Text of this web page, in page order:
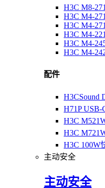
H3C M8-
H3C M4-
H3C M4-
H3C M4-
H3C M4-
H3C M4-
配件
H3CSound
H71P
H3C
H3C
H3C 100W
主动安全
主动安全